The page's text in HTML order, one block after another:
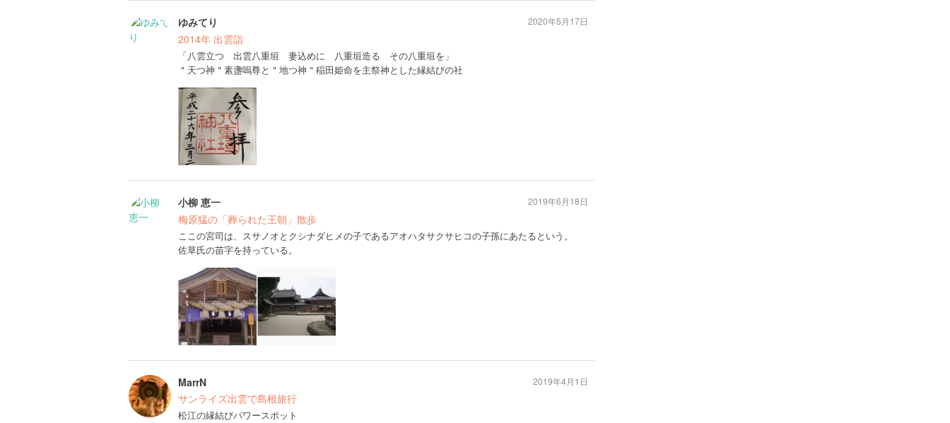
ゆみてり
2014年 出雲詣
「八雲立つ 出雲八重垣 妻込めに 八重垣造る その八重垣を」
＂天つ神＂素盞嗚尊と＂地つ神＂稲田姫命を主祭神とした縁結びの社
2020年5月17日
小柳 恵一
梅原猛の「葬られた王朝」散歩
ここの宮司は、スサノオとクシナダヒメの子であるアオハタサクサヒコの子孫にあたるという。
佐草氏の苗字を持っている。
2019年6月18日
MarrN
サンライズ出雲で島根旅行
松江の縁結びパワースポット
2019年4月1日